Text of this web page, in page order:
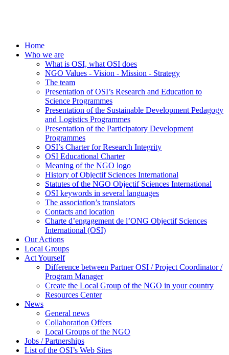
Home
Who we are
What is OSI, what OSI does
NGO Values - Vision - Mission - Strategy
The team
Presentation of OSI’s Research and Education to
Science Programmes
Presentation of the Sustainable Development Pedagogy
and Logistics Programmes
Presentation of the Participatory Development
Programmes
OSI’s Charter for Research Integrity
OSI Educational Charter
Meaning of the NGO logo
History of Objectif Sciences International
Statutes of the NGO Objectif Sciences International
OSI keywords in several languages
The association’s translators
Contacts and location
Charte d’engagement de l’ONG Objectif Sciences
International (OSI)
Our Actions
Local Groups
Act Yourself
Difference between Partner OSI / Project Coordinator /
Program Manager
Create the Local Group of the NGO in your country
Resources Center
News
General news
Collaboration Offers
Local Groups of the NGO
Jobs / Partnerships
List of the OSI’s Web Sites